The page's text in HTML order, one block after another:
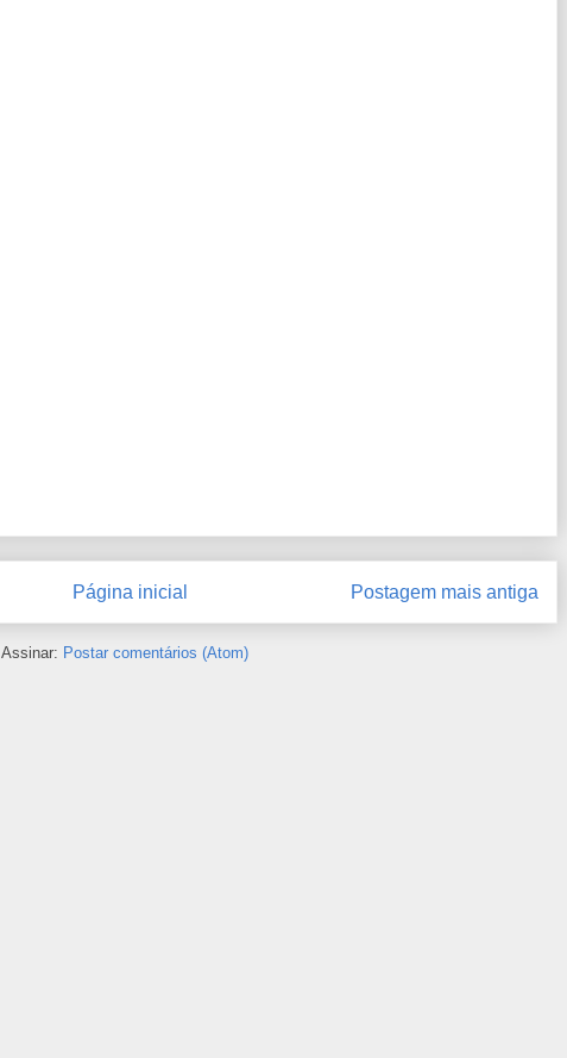
Postagem mais antiga
Página inicial
Assinar: Postar comentários (Atom)